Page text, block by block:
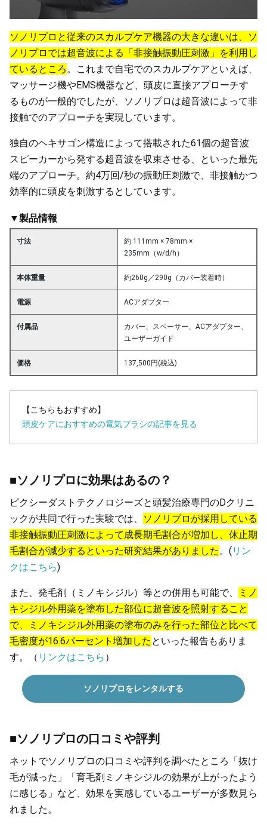
ソノリプロと従来のスカルプケア機器の大きな違いは、ソ
ノリプロでは超音波による「非接触振動圧刺激」を利用し
ているところ。これまで自宅でのスカルプケアといえば、
マッサージ機やEMS機器など、頭皮に直接アプローチす
るものが一般的でしたが、ソノリプロは超音波によって非
接触でのアプローチを実現しています。
独自のヘキサゴン構造によって搭載された61個の超音波
スピーカーから発する超音波を収束させる、といった最先
端のアプローチ。約4万回/秒の振動圧刺激で、非接触かつ
効率的に頭皮を刺激するとしています。
▼製品情報
寸法
約 111mm × 78mm ×
235mm（w/d/h）
本体重量 約260g／290g（カバー装着時）
電源 ACアダプター
付属品
カバー、スペーサー、ACアダプター、
ユーザーガイド
価格 137,500円(税込)
【こちらもおすすめ】
頭皮ケアにおすすめの電気ブラシの記事を見る
■ソノリプロに効果はあるの？
ピクシーダストテクノロジーズと頭髪治療専門のDクリニ
ックが共同で行った実験では、
ソノリプロが採用している
非接触振動圧刺激によって成長期毛割合が増加し、休止期
毛割合が減少するといった研究結果がありました。( リン
クはこちら)
また、発毛剤（ミノキシジル）等との併用も可能で、
ミノ
キシジル外用薬を塗布した部位に超音波を照射すること
で、ミノキシジル外用薬の塗布のみを行った部位と比べて
毛密度が16.6パーセント増加した といった報告もありま
す。（ リンクはこちら ）
ソノリプロをレンタルする
■ソノリプロの口コミや評判
ネットでソノリプロの口コミや評判を調べたところ「抜け
毛が減った」「育毛剤ミノキシジルの効果が上がったよう
に感じる」など、効果を実感しているユーザーが多数見ら
れました。